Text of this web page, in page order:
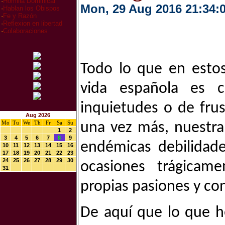
· Hablan los Obispos
· Fe y Razón
· Reflexion en libertad
·Colaboraciones
Aug 2026
Mo
Tu We Th Fr Sa
Su
1
2
3
4 5 6 7 8
9
10
11 12 13 14 15
16
17
18 19 20 21 22
23
24
25 26 27 28 29
30
31
Mon, 29 Aug 2016
Todo lo que en
vida española es
inquietudes o de
una vez más,
endémicas
ocasiones
propias pasiones y
De aquí que lo que